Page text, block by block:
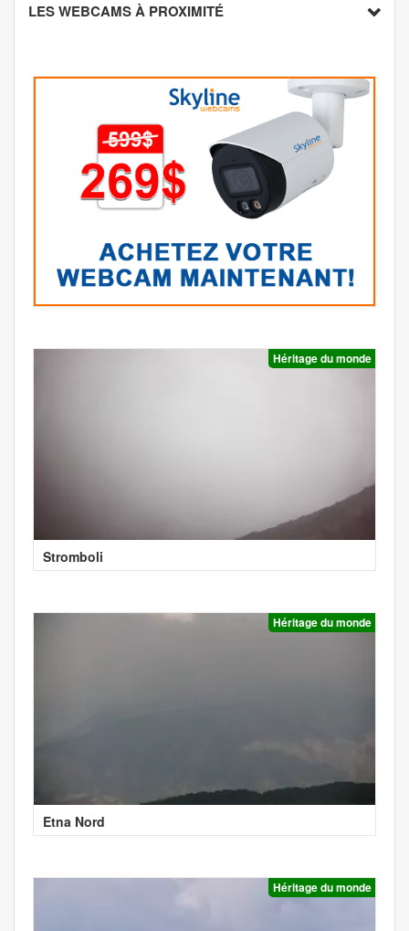
LES WEBCAMS À PROXIMITÉ
Héritage du monde
Stromboli
Héritage du monde
Etna Nord
Héritage du monde